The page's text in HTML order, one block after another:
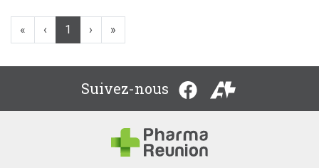
« ‹ 1 › »
Suivez-nous